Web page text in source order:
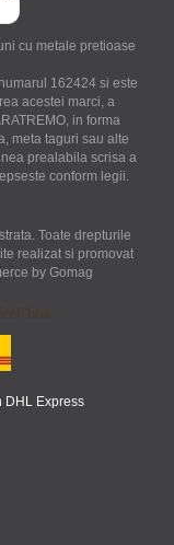
cu metale pretioase
162424 si este
acestei marci, a
in forma
meta taguri sau alte
prealabila scrisa a
conform legii.
Toate drepturile
realizat si promovat
by Gomag
DHL Express